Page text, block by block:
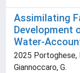
Assimilating
Development
Water-
2025 Portoghese,
Giannoccaro, G.